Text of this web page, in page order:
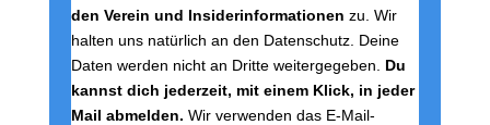
den Verein und Insiderinformationen zu. Wir
halten uns natürlich an den Datenschutz. Deine
Daten werden nicht an Dritte weitergegeben. Du
kannst dich jederzeit, mit einem Klick, in jeder
Mail abmelden. Wir verwenden das E-Mail-